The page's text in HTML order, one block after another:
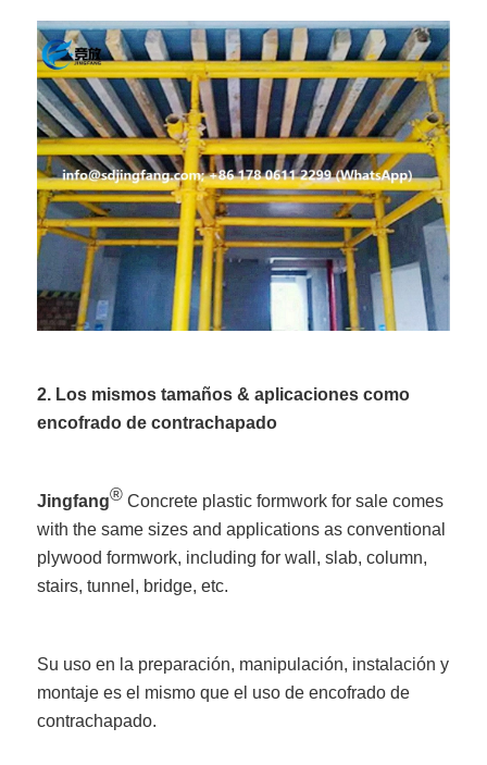
2. Los mismos tamaños & aplicaciones como
encofrado de contrachapado
Jingfang® Concrete plastic formwork for sale comes
with the same sizes and applications as conventional
plywood formwork, including for wall, slab, column,
stairs, tunnel, bridge, etc.
Su uso en la preparación, manipulación, instalación y
montaje es el mismo que el uso de encofrado de
contrachapado.